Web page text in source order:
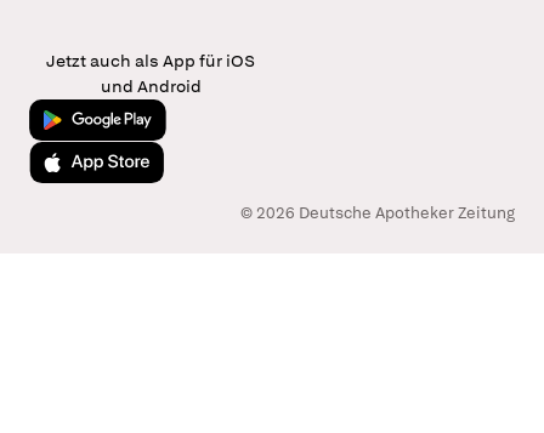
Jetzt auch als App für iOS
und Android
Jetzt bei Google Play
Laden im App Store
© 2026 Deutsche Apotheker Zeitung